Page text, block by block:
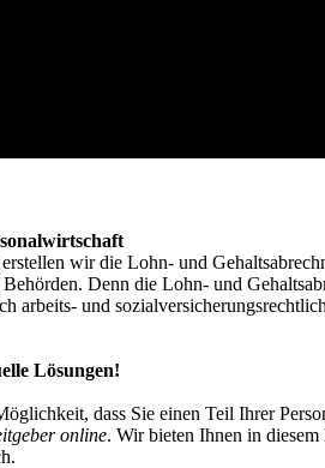
wir die Lohn- und
Denn die Lohn- und
arbeits- und
Lösungen!
dass Sie einen Teil Ihrer
online. Wir bieten Ihnen in